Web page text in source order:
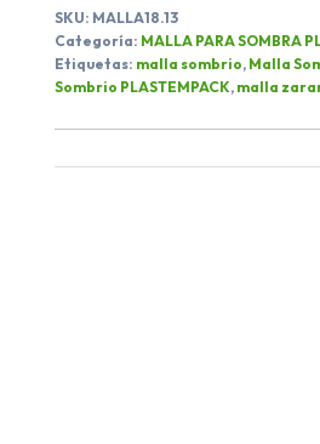
SKU: MALLA18.13
Categoría: MALLA PARA SOMBRA
Etiquetas: malla sombrio, Malla
Sombrio PLASTEMPACK, malla